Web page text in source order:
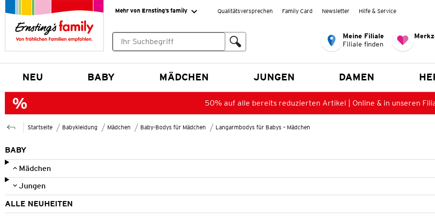
Mehr von Ernsting’s family Qualitätsversprechen Family Card Newsletter Hilfe & Service
Meine Filiale
Filiale finden
NEU BABY MÄDCHEN JUNGEN DAMEN
50% auf alle bereits reduzierten Artikel | Online & in unseren
Startseite Babykleidung Mädchen Baby-Bodys für Mädchen Langarmbodys für Babys – Mädchen
BABY
Mädchen
Jungen
ALLE NEUHEITEN